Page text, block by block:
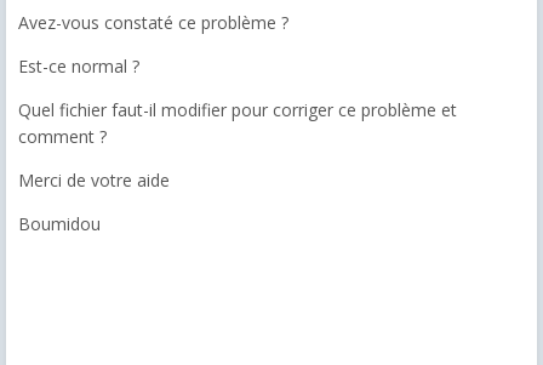
Avez-vous constaté ce problème ?
Est-ce normal ?
Quel fichier faut-il modifier pour corriger ce problème et
comment ?
Merci de votre aide
Boumidou